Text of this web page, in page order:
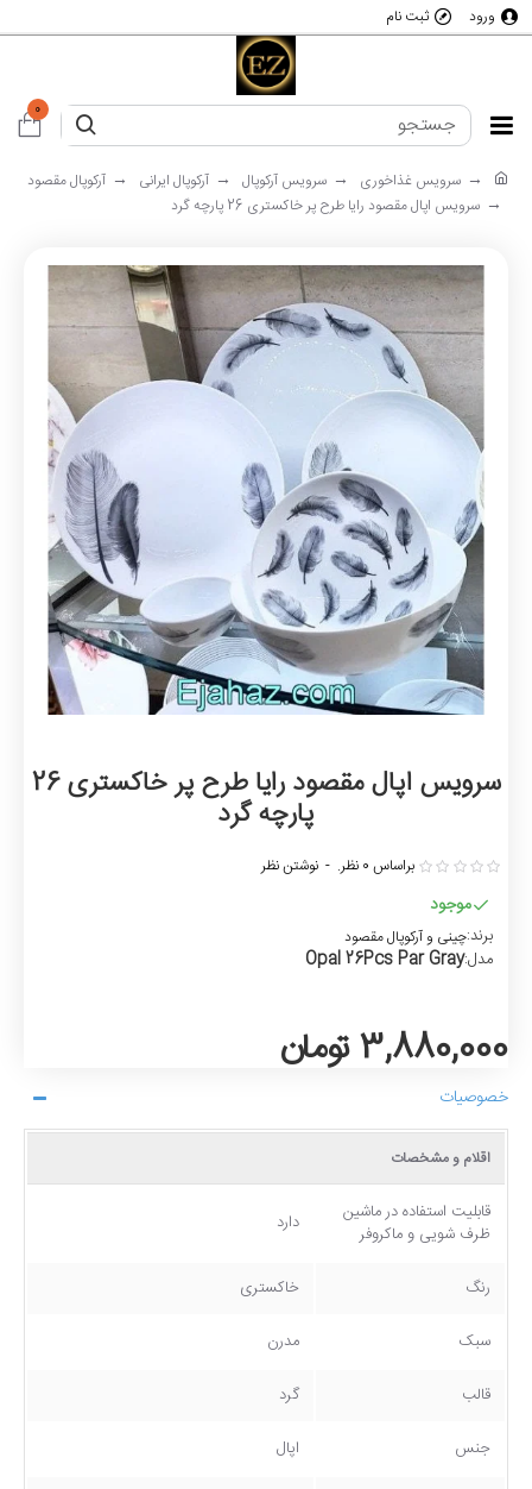
ورود ثبت نام
0
سرویس غذاخوری سرویس آرکوپال آرکوپال ایرانی
آرکوپال مقصود
سرویس اپال مقصود رایا طرح پر خاکستری 26 پارچه گرد
سرویس اپال مقصود رایا طرح پر خاکستری 26
پارچه گرد
موجود
برند:چینی و آرکوپال مقصود
مدل:Opal 26Pcs Par Gray
براساس 0 نظر. - نوشتن نظر
3,880,000 تومان
خصوصیات
اقلام و مشخصات
قابلیت استفاده در ماشین
ظرف شویی و ماکروفر
دارد
رنگ خاکستری
سبک مدرن
قالب گرد
جنس اپال